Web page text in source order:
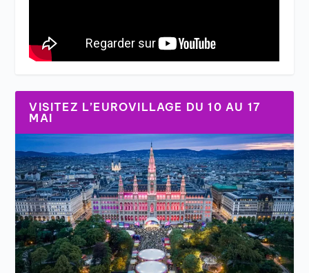
VISITEZ L’EUROVILLAGE DU 10 AU 17
MAI